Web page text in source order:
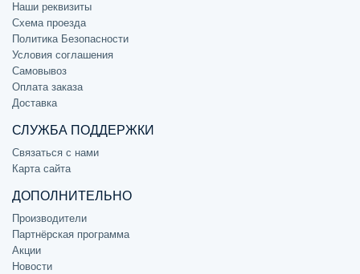
Наши реквизиты
Схема проезда
Политика Безопасности
Условия соглашения
Самовывоз
Оплата заказа
Доставка
СЛУЖБА ПОДДЕРЖКИ
Связаться с нами
Карта сайта
ДОПОЛНИТЕЛЬНО
Производители
Партнёрская программа
Акции
Новости